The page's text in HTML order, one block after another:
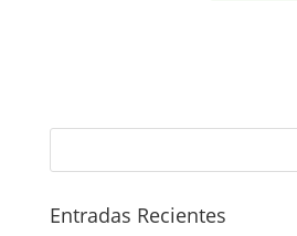
Entradas Recientes